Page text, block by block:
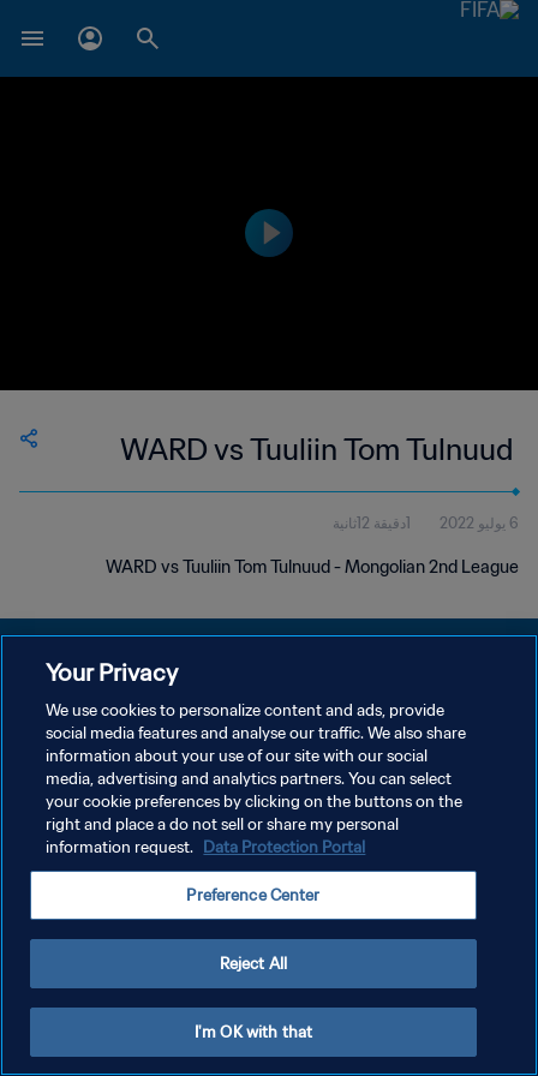
WARD vs Tuuliin Tom Tulnuud
6 يوليو 2022 1دقيقة 12ثانية
WARD vs Tuuliin Tom Tulnuud - Mongolian 2nd League
سياسة الخصوصية
إدارة تفضيلات ملفات تعريف الارتباط
Your Privacy
We use cookies to personalize content and ads, provide
social media features and analyse our traffic. We also share
information about your use of our site with our social
media, advertising and analytics partners. You can select
your cookie preferences by clicking on the buttons on the
right and place a do not sell or share my personal
information request. Data Protection Portal
Preference Center
Reject All
I'm OK with that